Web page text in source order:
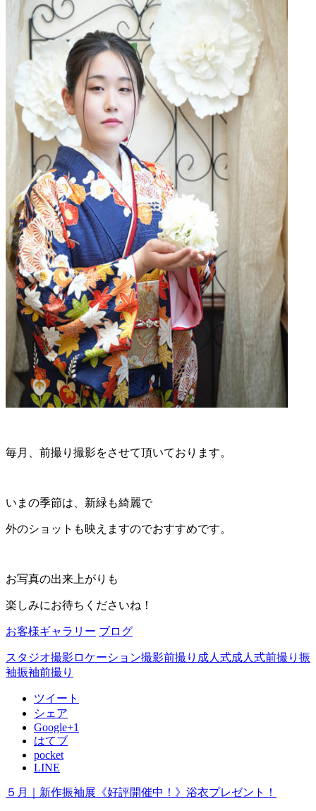
毎月、前撮り撮影をさせて頂いております。
いまの季節は、新緑も綺麗で
外のショットも映えますのでおすすめです。
お写真の出来上がりも
楽しみにお待ちくださいね！
お客様ギャラリー ブログ
スタジオ撮影ロケーション撮影前撮り 成人式成人式前撮り 振
袖振袖前撮り
ツイート
シェア
Google+1
はてブ
pocket
LINE
５月｜新作振袖展《好評開催中！》浴衣プレゼント！